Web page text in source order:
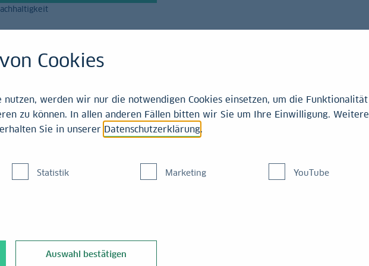
für
nach zwei
das jedoch
Cookies
nutzen, werden wir nur die notwendigen Cookies einsetzen, um die Funktionalität
zu können. In allen anderen Fällen bitten wir Sie um Ihre Einwilligung. Weitere
Sie in unserer Datenschutzerklärung.
Statistik Marketing YouTube
Auswahl bestätigen